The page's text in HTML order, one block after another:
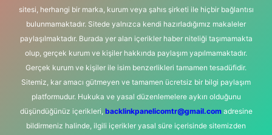
sitesi, herhangi bir marka, kurum veya şahıs şirketi ile hiçbir bağlantısı
bulunmamaktadır. Sitede yalnızca kendi hazırladığımız makaleler
paylaşılmaktadır. Burada yer alan içerikler haber niteliği taşımamakta
olup, gerçek kurum ve kişiler hakkında paylaşım yapılmamaktadır.
Gerçek kurum ve kişiler ile isim benzerlikleri tamamen tesadüfidir.
Sitemiz, kar amacı gütmeyen ve tamamen ücretsiz bir bilgi paylaşım
platformudur. Hukuka ve yasal düzenlemelere aykırı olduğunu
düşündüğünüz içerikleri, backlinkpanelicomtr@gmail.comadresine
bildirmeniz halinde, ilgili içerikler yasal süre içerisinde sitemizden